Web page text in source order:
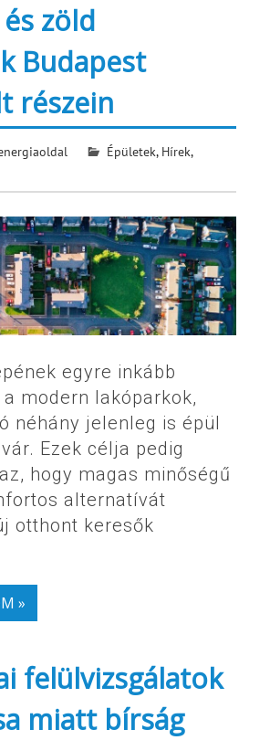
zöld
Budapest
részein
Épületek, Hírek,
egyre inkább
modern lakóparkok,
néhány jelenleg is épül
Ezek célja pedig
hogy magas minőségű
alternatívát
otthont keresők
»
felülvizsgálatok
miatt bírság